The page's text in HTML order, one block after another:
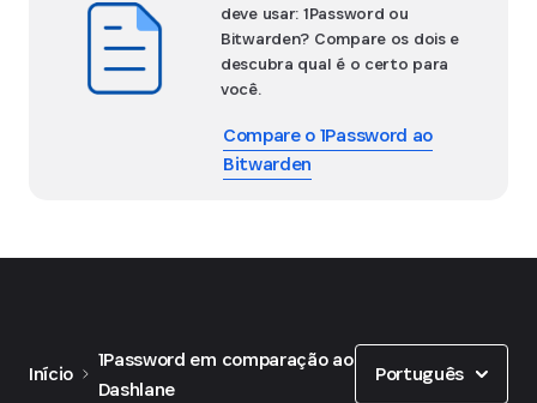
deve usar: 1Password ou
Bitwarden? Compare os dois e
descubra qual é o certo para
você.
Compare o 1Password ao
Bitwarden
Início
1Password em comparação ao
Dashlane
Português